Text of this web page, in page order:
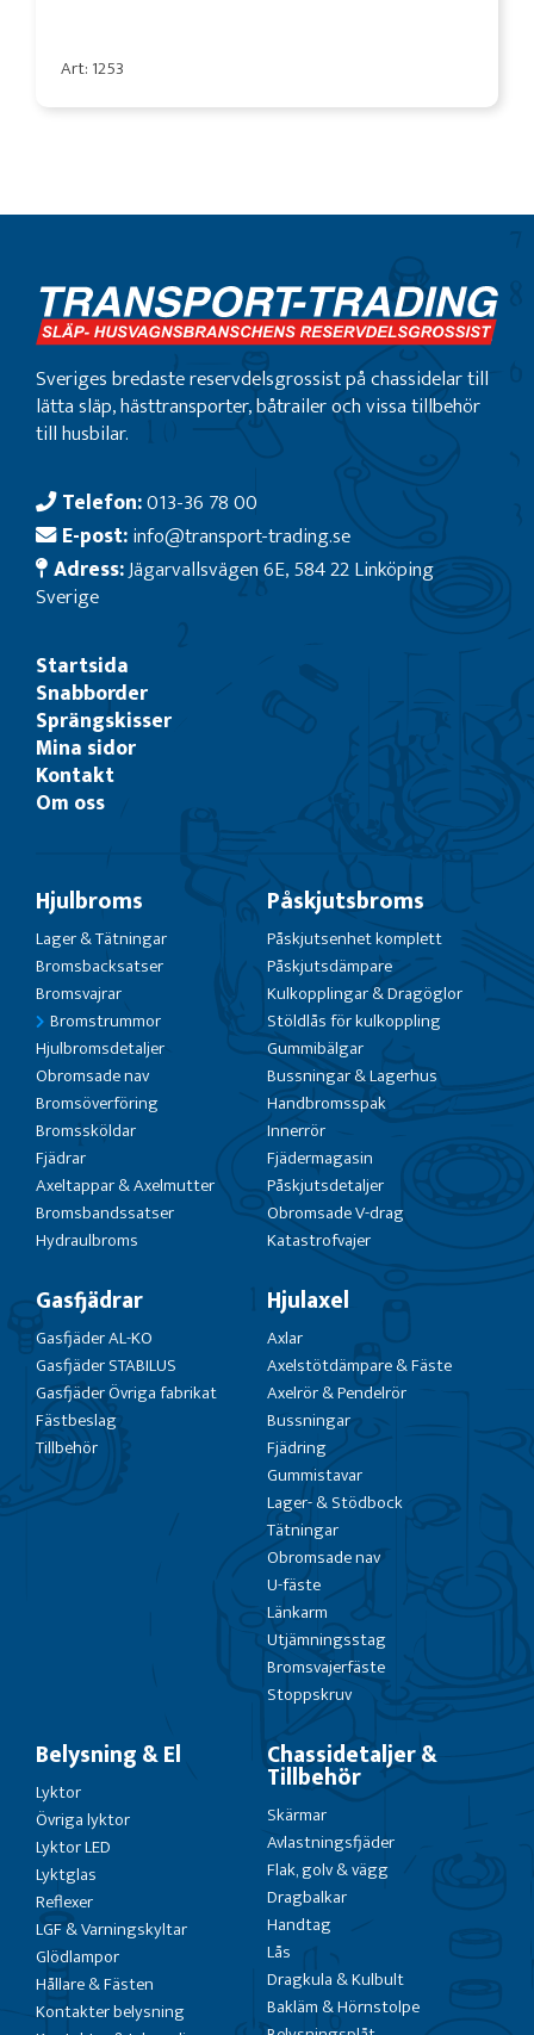
Art: 1253
Sveriges bredaste reservdelsgrossist på chassidelar till
lätta släp, hästtransporter, båtrailer och vissa tillbehör
till husbilar.
Telefon:013-36 78 00
E-post:info@transport-trading.se
Adress:Jägarvallsvägen 6E, 584 22 Linköping
Sverige
Startsida
Snabborder
Sprängskisser
Mina sidor
Kontakt
Om oss
Hjulbroms
Lager & Tätningar
Bromsbacksatser
Bromsvajrar
Bromstrummor
Hjulbromsdetaljer
Obromsade nav
Bromsöverföring
Bromssköldar
Fjädrar
Axeltappar & Axelmutter
Bromsbandssatser
Hydraulbroms
Påskjutsbroms
Påskjutsenhet komplett
Påskjutsdämpare
Kulkopplingar & Dragöglor
Stöldlås för kulkoppling
Gummibälgar
Bussningar & Lagerhus
Handbromsspak
Innerrör
Fjädermagasin
Påskjutsdetaljer
Obromsade V-drag
Katastrofvajer
Gasfjädrar
Gasfjäder AL-KO
Gasfjäder STABILUS
Gasfjäder Övriga fabrikat
Fästbeslag
Tillbehör
Hjulaxel
Axlar
Axelstötdämpare & Fäste
Axelrör & Pendelrör
Bussningar
Fjädring
Gummistavar
Lager- & Stödbock
Tätningar
Obromsade nav
U-fäste
Länkarm
Utjämningsstag
Bromsvajerfäste
Stoppskruv
Belysning & El
Lyktor
Övriga lyktor
Lyktor LED
Lyktglas
Reflexer
LGF & Varningskyltar
Glödlampor
Hållare & Fästen
Kontakter belysning
Chassidetaljer &
Tillbehör
Skärmar
Avlastningsfjäder
Flak, golv & vägg
Dragbalkar
Handtag
Lås
Dragkula & Kulbult
Bakläm & Hörnstolpe